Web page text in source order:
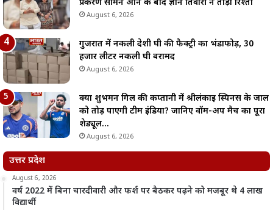
प्रकरण सामने आने के बाद ज्ञान तिवारी ने तोड़ा रिश्ता
August 6, 2026
गुजरात में नकली देशी घी की फैक्ट्री का भंडाफोड़, 30
हजार लीटर नकली घी बरामद
August 6, 2026
क्या शुभमन गिल की कप्तानी में श्रीलंकाई स्पिनर्स के जाल
को तोड़ पाएगी टीम इंडिया? जानिए वॉर्म-अप मैच का पूरा
शेड्यूल…
August 6, 2026
उत्तर प्रदेश
August 6, 2026
वर्ष 2022 में बिना चारदीवारी और फर्श पर बैठकर पढ़ने को मजबूर थे 4 लाख
विद्यार्थी